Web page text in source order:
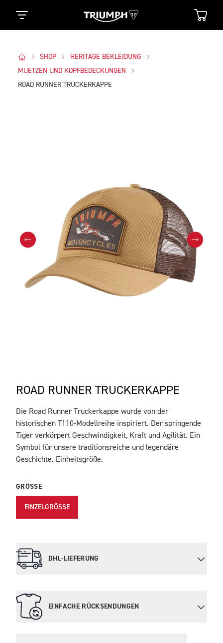
SHOP
HERITAGE BEKLEIDUNG
MUETZEN UND KOPFBEDECKUNGEN
ROAD RUNNER TRUCKERKAPPE
ROAD RUNNER TRUCKERKAPPE
BESCHREIBUNG
Die Road Runner Truckerkappe wurde von der
historischen T110-Modellreihe inspiriert. Der springende
Tiger verkörpert Geschwindigkeit, Kraft und Agilität. Ein
Symbol für unsere traditionsreiche und legendäre
Geschichte. Einheitsgröße.
GRÖSSE
EINZELGRÖSSE
DHL-LIEFERUNG
EINFACHE RÜCKSENDUNGEN